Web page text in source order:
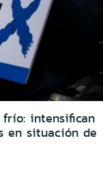
intensifican
en situación de